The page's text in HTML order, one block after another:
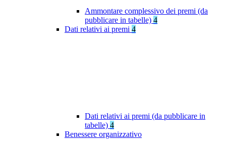
Ammontare complessivo dei premi (da
pubblicare in tabelle) 4
Dati relativi ai premi 4
Dati relativi ai premi (da pubblicare in
tabelle) 4
Benessere organizzativo